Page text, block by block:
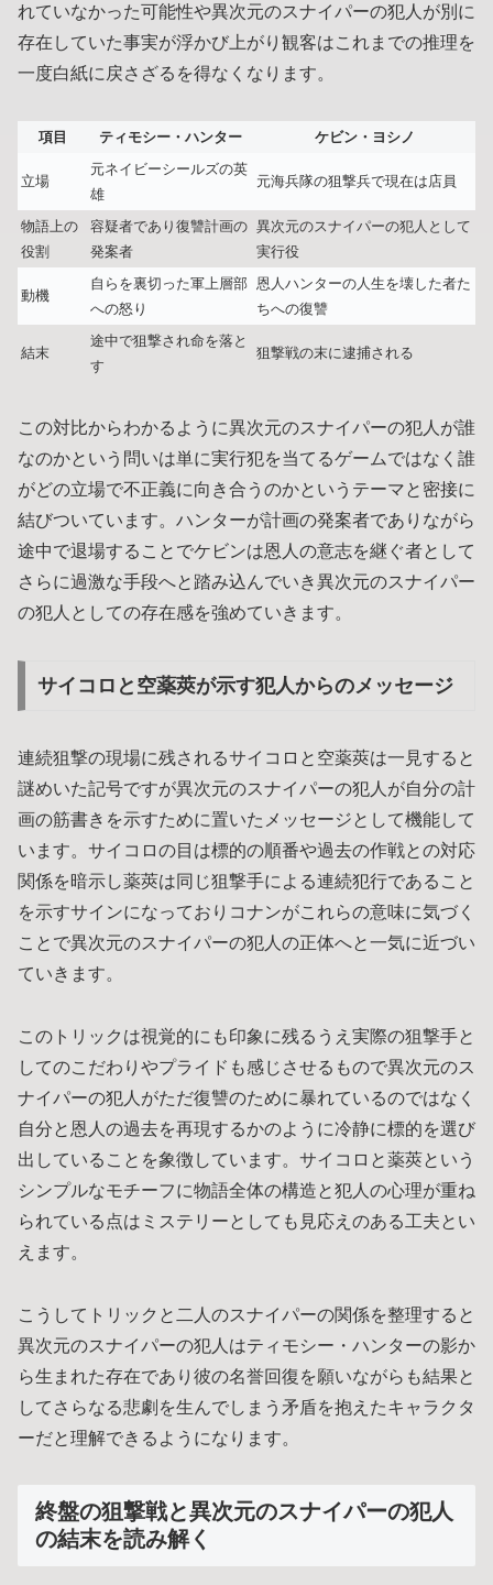
れていなかった可能性や異次元のスナイパーの犯人が別に
存在していた事実が浮かび上がり観客はこれまでの推理を
一度白紙に戻さざるを得なくなります。
項目 ティモシー・ハンター ケビン・ヨシノ
立場
元ネイビーシールズの英
雄
元海兵隊の狙撃兵で現在は店員
物語上の
役割
容疑者であり復讐計画の
発案者
異次元のスナイパーの犯人として
実行役
動機
自らを裏切った軍上層部
への怒り
恩人ハンターの人生を壊した者た
ちへの復讐
結末
途中で狙撃され命を落と
す
狙撃戦の末に逮捕される
この対比からわかるように異次元のスナイパーの犯人が誰
なのかという問いは単に実行犯を当てるゲームではなく誰
がどの立場で不正義に向き合うのかというテーマと密接に
結びついています。ハンターが計画の発案者でありながら
途中で退場することでケビンは恩人の意志を継ぐ者として
さらに過激な手段へと踏み込んでいき異次元のスナイパー
の犯人としての存在感を強めていきます。
サイコロと空薬莢が示す犯人からのメッセージ
連続狙撃の現場に残されるサイコロと空薬莢は一見すると
謎めいた記号ですが異次元のスナイパーの犯人が自分の計
画の筋書きを示すために置いたメッセージとして機能して
います。サイコロの目は標的の順番や過去の作戦との対応
関係を暗示し薬莢は同じ狙撃手による連続犯行であること
を示すサインになっておりコナンがこれらの意味に気づく
ことで異次元のスナイパーの犯人の正体へと一気に近づい
ていきます。
このトリックは視覚的にも印象に残るうえ実際の狙撃手と
してのこだわりやプライドも感じさせるもので異次元のス
ナイパーの犯人がただ復讐のために暴れているのではなく
自分と恩人の過去を再現するかのように冷静に標的を選び
出していることを象徴しています。サイコロと薬莢という
シンプルなモチーフに物語全体の構造と犯人の心理が重ね
られている点はミステリーとしても見応えのある工夫とい
えます。
こうしてトリックと二人のスナイパーの関係を整理すると
異次元のスナイパーの犯人はティモシー・ハンターの影か
ら生まれた存在であり彼の名誉回復を願いながらも結果と
してさらなる悲劇を生んでしまう矛盾を抱えたキャラクタ
ーだと理解できるようになります。
終盤の狙撃戦と異次元のスナイパーの犯人
の結末を読み解く